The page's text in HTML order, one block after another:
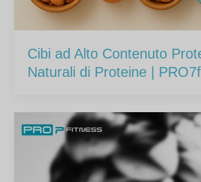
Cibi ad Alto Contenuto
Naturali di Proteine |